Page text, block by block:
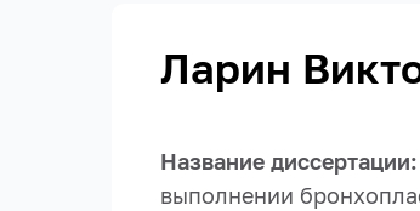
Ларин
Название диссертации:
выполнении